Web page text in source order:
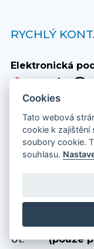
RYCHLÝ
Elektronická
Telefon
+420
Po:
8:00 -
Út:
(pouze
Cookies
Tato webová
cookie k zajištění
soubory cookie.
souhlasu.